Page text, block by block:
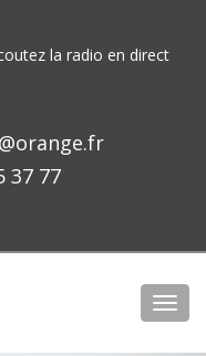
la radio en direct
37 77